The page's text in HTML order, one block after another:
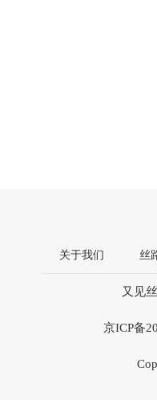
关于我们 丝
又见
京ICP备